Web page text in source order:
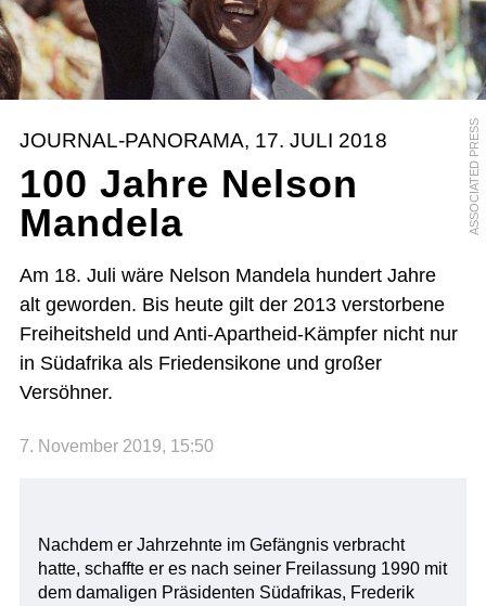
ASSOCIATED PRESS
JOURNAL-PANORAMA, 17. JULI 2018
100 Jahre Nelson
Mandela
Am 18. Juli wäre Nelson Mandela hundert Jahre
alt geworden. Bis heute gilt der 2013 verstorbene
Freiheitsheld und Anti-Apartheid-Kämpfer nicht nur
in Südafrika als Friedensikone und großer
Versöhner.
7. November 2019, 15:50
Nachdem er Jahrzehnte im Gefängnis verbracht
hatte, schaffte er es nach seiner Freilassung 1990 mit
dem damaligen Präsidenten Südafrikas, Frederik